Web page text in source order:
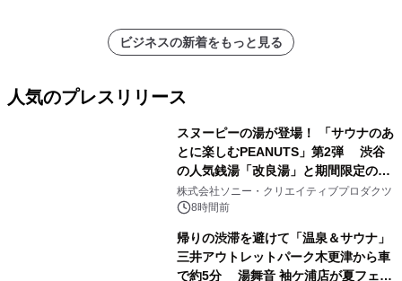
ビジネスの新着をもっと見る
人気のプレスリリース
スヌーピーの湯が登場！ 「サウナのあ
とに楽しむPEANUTS」第2弾 渋谷
の人気銭湯「改良湯」と期間限定のコ
ラボレーション サウナイキタイコラ
ボグッズも発売決定！
株式会社ソニー・クリエイティブプロダクツ
8時間前
帰りの渋滞を避けて「温泉＆サウナ」
三井アウトレットパーク木更津から車
で約5分 湯舞音 袖ケ浦店が夏フェア